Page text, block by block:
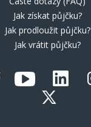
Jak získat půjčku?
Jak prodloužit půjčku?
Jak vrátit půjčku?